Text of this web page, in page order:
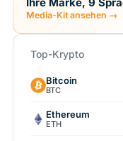
Media-Kit ansehen →
Top-Krypto
Bitcoin
BTC
Ethereum
ETH